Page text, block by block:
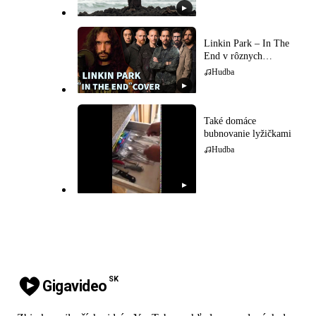
▶
▶
Linkin Park – In The
End v rôznych
hudobných štýloch
Hudba
▶
Také domáce
bubnovanie lyžičkami
Hudba
Gigavideo SK